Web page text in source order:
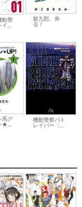
動警
...
新九郎、奔
る！
馬グ
★...
機動警察パト
レイバー〔...